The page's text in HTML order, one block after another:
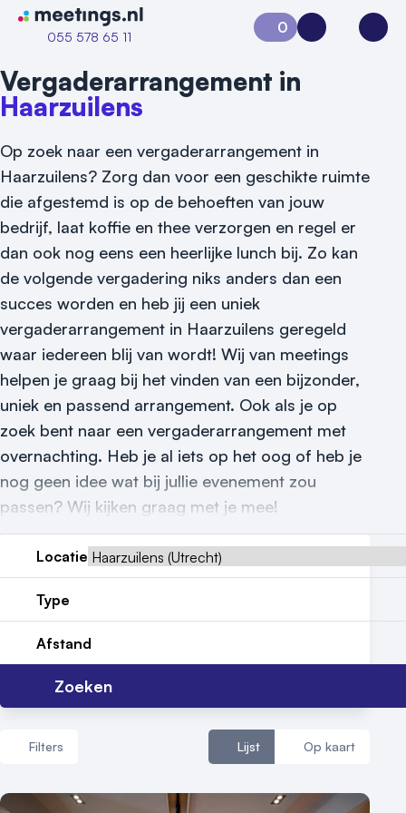
Naar home van Meetings
055 578 65 11
Vraag locatie aan
Locatiegids
Meld locatie aan
Nieuws
Reviews (5⭐️)
Contact
0
Aanvraag 0Inloggen
Vergaderarrangement in
Haarzuilens
Op zoek naar een vergaderarrangement in
Haarzuilens? Zorg dan voor een geschikte ruimte
die afgestemd is op de behoeften van jouw
bedrijf, laat koffie en thee verzorgen en regel er
dan ook nog eens een heerlijke lunch bij. Zo kan
de volgende vergadering niks anders dan een
succes worden en heb jij een uniek
vergaderarrangement in Haarzuilens geregeld
waar iedereen blij van wordt! Wij van meetings
helpen je graag bij het vinden van een bijzonder,
uniek en passend arrangement. Ook als je op
zoek bent naar een vergaderarrangement met
overnachting. Heb je al iets op het oog of heb je
nog geen idee wat bij jullie evenement zou
passen? Wij kijken graag met je mee!
Locatie
Type
Afstand
Zoeken
Filters Lijst Op kaart